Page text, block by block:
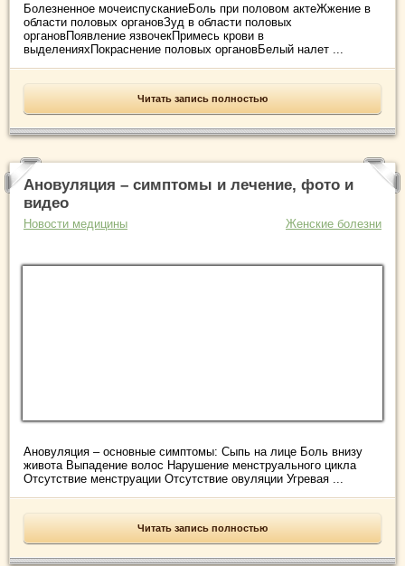
Болезненное мочеиспусканиеБоль при половом актеЖжение в
области половых органовЗуд в области половых
органовПоявление язвочекПримесь крови в
выделенияхПокраснение половых органовБелый налет ...
Читать запись полностью
Ановуляция – симптомы и лечение, фото и
видео
Новости медицины Женские болезни
Ановуляция – основные симптомы: Сыпь на лице Боль внизу
живота Выпадение волос Нарушение менструального цикла
Отсутствие менструации Отсутствие овуляции Угревая ...
Читать запись полностью